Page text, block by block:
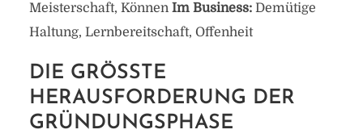
Meisterschaft, Können Im Business:Demütige
Haltung, Lernbereitschaft, Offenheit
DIE GRÖSSTE H
ERAUSFORDERUNG DER G
RÜNDUNGSPHASE